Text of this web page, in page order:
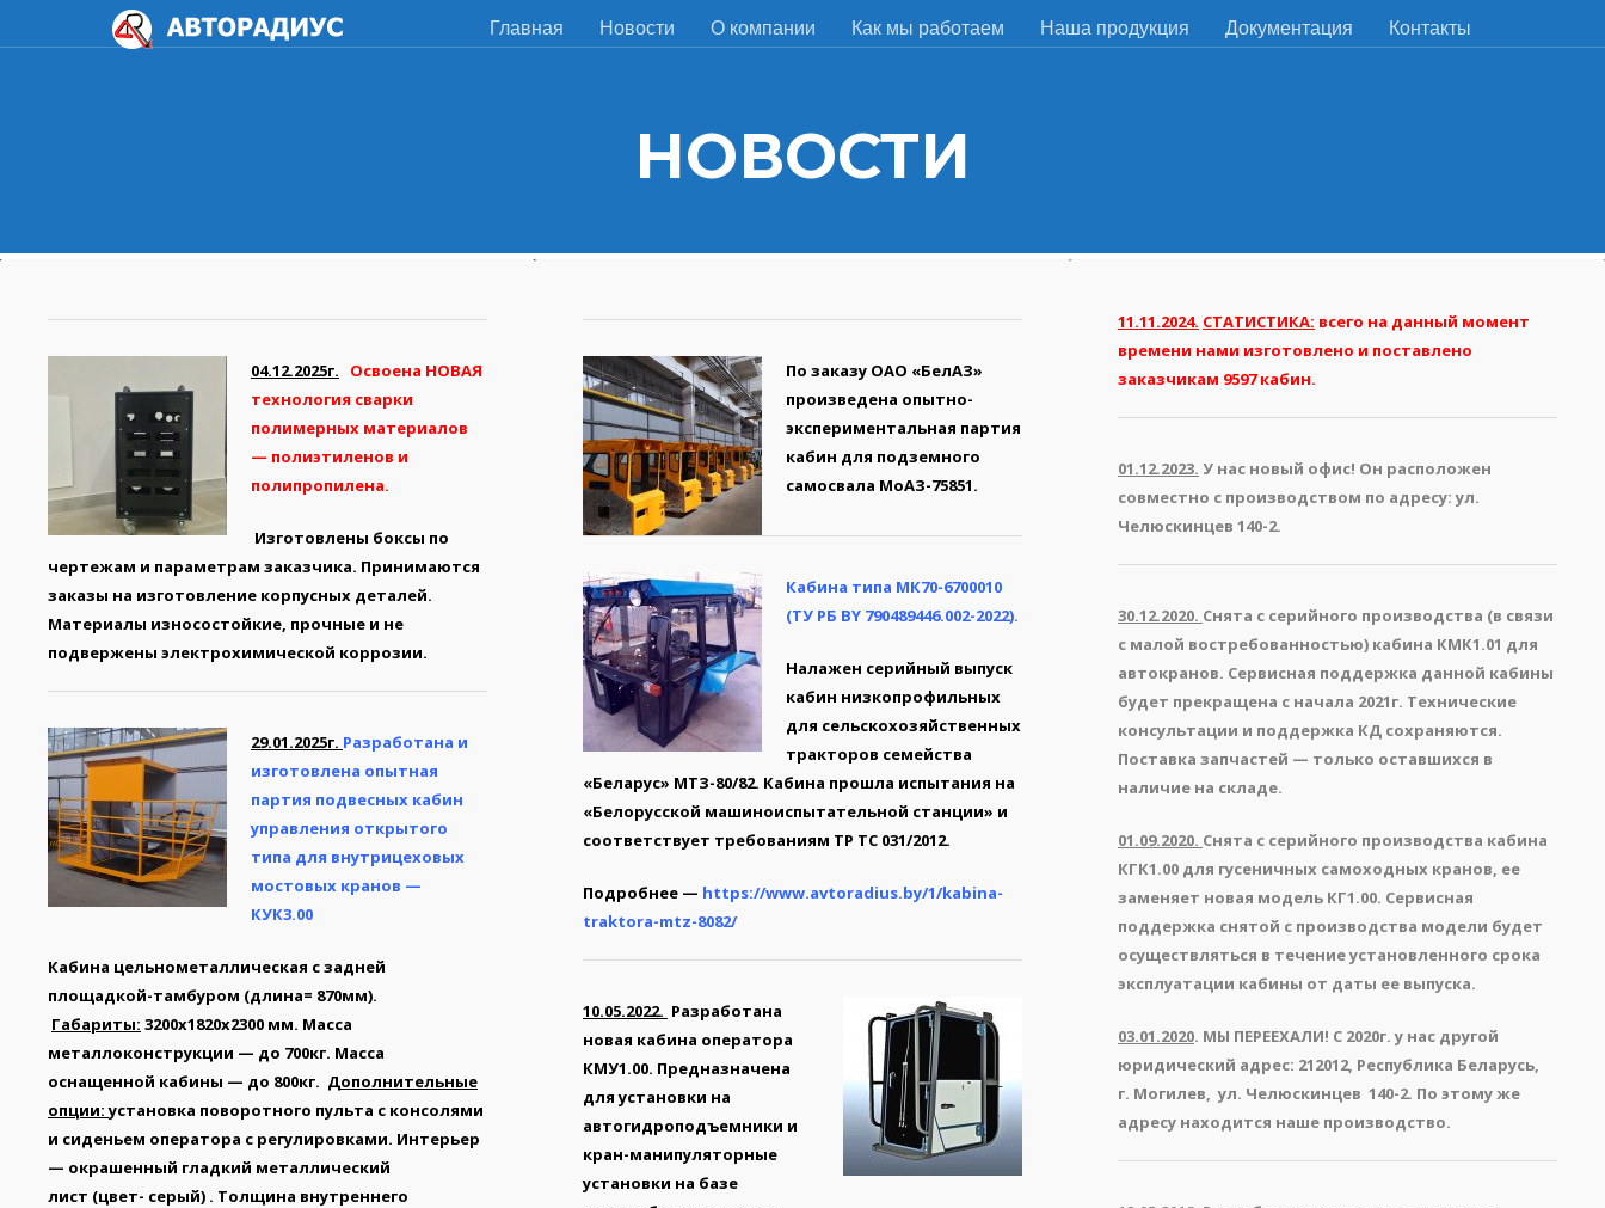
Главная Новости О компании Как мы работаем Наша продукция Документация Контакты
НОВОСТИ
04.12.2025г.
Освоена НОВАЯ
технология сварки
полимерных материалов
— полиэтиленов и
полипропилена.
Изготовлены боксы по
чертежам и параметрам заказчика. Принимаются
заказы на изготовление корпусных деталей.
Материалы износостойкие, прочные и не
подвержены электрохимической коррозии.
29.01.2025г. Разработана и
изготовлена опытная
партия подвесных кабин
управления открытого
типа для внутрицеховых
мостовых кранов —
КУК3.00
Кабина цельнометаллическая с задней
площадкой-тамбуром (длина= 870мм).
Габариты: 3200х1820х2300 мм. Масса
металлоконструкции — до 700кг. Масса
оснащенной кабины — до 800кг. Дополнительные
опции:установка поворотного пульта с консолями
и сиденьем оператора с регулировками. Интерьер
— окрашенный гладкий металлический
лист (цвет- серый) . Толщина внутреннего
По заказу ОАО «БелАЗ»
произведена опытно-
экспериментальная партия
кабин для подземного
самосвала МоАЗ-75851.
Кабина типа МК70-6700010
(ТУ РБ BY 790489446.002-2022).
Налажен серийный выпуск
кабин низкопрофильных
для сельскохозяйственных
тракторов семейства
«Беларус» МТЗ-80/82. Кабина прошла испытания на
«Белорусской машиноиспытательной станции» и
соответствует требованиям ТР ТС 031/2012.
Подробнее — https://www.avtoradius.by/1/kabina-
traktora-mtz-8082/
10.05.2022. Разработана
новая кабина оператора
КМУ1.00. Предназначена
для установки на
автогидроподъемники и
кран-манипуляторные
установки на базе
11.11.2024. СТАТИСТИКА: всего на данный момент
времени нами изготовлено и поставлено
заказчикам 9597 кабин.
01.12.2023. У нас новый офис! Он расположен
совместно с производством по адресу: ул.
Челюскинцев 140-2.
30.12.2020. Снята с серийного производства (в связи
с малой востребованностью) кабина КМК1.01 для
автокранов. Сервисная поддержка данной кабины
будет прекращена с начала 2021г. Технические
консультации и поддержка КД сохраняются.
Поставка запчастей — только оставшихся в
наличие на складе.
01.09.2020. Снята с серийного производства кабина
КГК1.00 для гусеничных самоходных кранов, ее
заменяет новая модель КГ1.00. Сервисная
поддержка снятой с производства модели будет
осуществляться в течение установленного срока
эксплуатации кабины от даты ее выпуска.
03.01.2020. МЫ ПЕРЕЕХАЛИ! С 2020г. у нас другой
юридический адрес: 212012, Республика Беларусь,
г. Могилев, ул. Челюскинцев 140-2. По этому же
адресу находится наше производство.